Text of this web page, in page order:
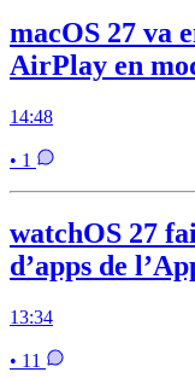
macOS 27 va
AirPlay en
14:48
• 1
watchOS 27
d’apps de
13:34
• 11